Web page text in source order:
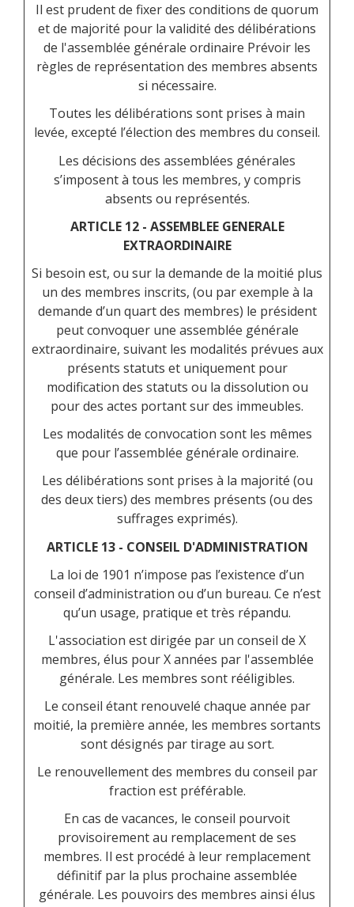
Il est prudent de fixer des conditions de quorum
et de majorité pour la validité des délibérations
de l'assemblée générale ordinaire Prévoir les
règles de représentation des membres absents
si nécessaire.
Toutes les délibérations sont prises à main
levée, excepté l’élection des membres du conseil.
Les décisions des assemblées générales
s’imposent à tous les membres, y compris
absents ou représentés.
ARTICLE 12 - ASSEMBLEE GENERALE
EXTRAORDINAIRE
Si besoin est, ou sur la demande de la moitié plus
un des membres inscrits, (ou par exemple à la
demande d’un quart des membres) le président
peut convoquer une assemblée générale
extraordinaire, suivant les modalités prévues aux
présents statuts et uniquement pour
modification des statuts ou la dissolution ou
pour des actes portant sur des immeubles.
Les modalités de convocation sont les mêmes
que pour l’assemblée générale ordinaire.
Les délibérations sont prises à la majorité (ou
des deux tiers) des membres présents (ou des
suffrages exprimés).
ARTICLE 13 - CONSEIL D'ADMINISTRATION
La loi de 1901 n’impose pas l’existence d’un
conseil d’administration ou d’un bureau. Ce n’est
qu’un usage, pratique et très répandu.
L'association est dirigée par un conseil de X
membres, élus pour X années par l'assemblée
générale. Les membres sont rééligibles.
Le conseil étant renouvelé chaque année par
moitié, la première année, les membres sortants
sont désignés par tirage au sort.
Le renouvellement des membres du conseil par
fraction est préférable.
En cas de vacances, le conseil pourvoit
provisoirement au remplacement de ses
membres. Il est procédé à leur remplacement
définitif par la plus prochaine assemblée
générale. Les pouvoirs des membres ainsi élus